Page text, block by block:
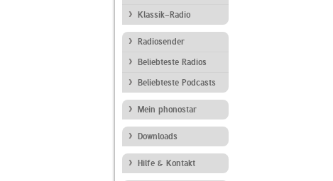
Klassik-Radio
Radiosender
Beliebteste Radios
Beliebteste Podcasts
Mein phonostar
Downloads
Hilfe & Kontakt